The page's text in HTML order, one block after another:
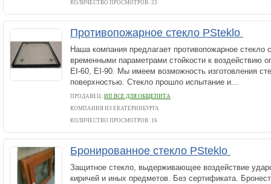
КОЛИЧЕСТВО ПРОСМОТРОВ: 23
Противопожарное стекло PSteklo
Наша компания предлагает противопожарное стекло
временными параметрами стойкости к воздействию
EI-60, EI-90. Мы имеем возможность изготовления
поверхностью. Стекло прошло испытание и...
ПРОДАВЕЦ: ИП ВСЕ ДЛЯ ОБЩЕПИТА
КОМПАНИЯ ИЗ ЕКАТЕРИНБУРГА
КОЛИЧЕСТВО ПРОСМОТРОВ: 16
Бронированное стекло PSteklo
Защитное стекло, выдерживающее воздействие
киричей и иных предметов. Без сертификата.